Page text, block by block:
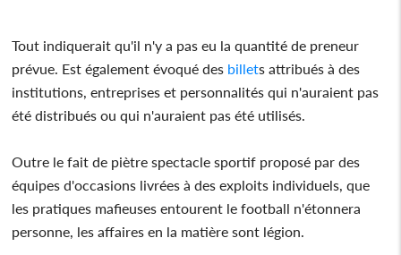
Tout indiquerait qu'il n'y a pas eu la quantité de preneur
prévue. Est également évoqué des billets attribués à des
institutions, entreprises et personnalités qui n'auraient pas
été distribués ou qui n'auraient pas été utilisés.
Outre le fait de piètre spectacle sportif proposé par des
équipes d'occasions livrées à des exploits individuels, que
les pratiques mafieuses entourent le football n'étonnera
personne, les affaires en la matière sont légion.